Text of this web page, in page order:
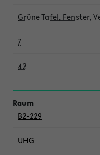
Grüne Tafel, Fenster,
7
42
B2-229
UHG